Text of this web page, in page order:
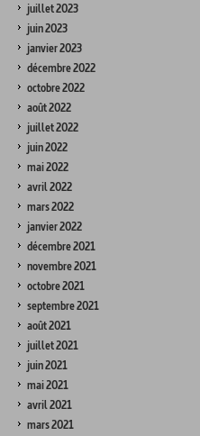
juillet 2023
juin 2023
janvier 2023
décembre 2022
octobre 2022
août 2022
juillet 2022
juin 2022
mai 2022
avril 2022
mars 2022
janvier 2022
décembre 2021
novembre 2021
octobre 2021
septembre 2021
août 2021
juillet 2021
juin 2021
mai 2021
avril 2021
mars 2021